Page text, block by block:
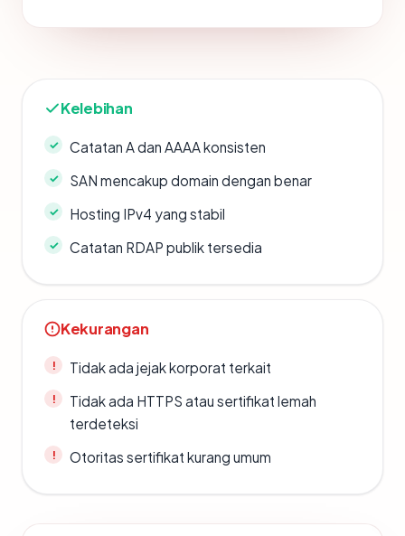
Kelebihan
Catatan A dan AAAA konsisten
SAN mencakup domain dengan benar
Hosting IPv4 yang stabil
Catatan RDAP publik tersedia
Kekurangan
Tidak ada jejak korporat terkait
Tidak ada HTTPS atau sertifikat lemah
terdeteksi
Otoritas sertifikat kurang umum